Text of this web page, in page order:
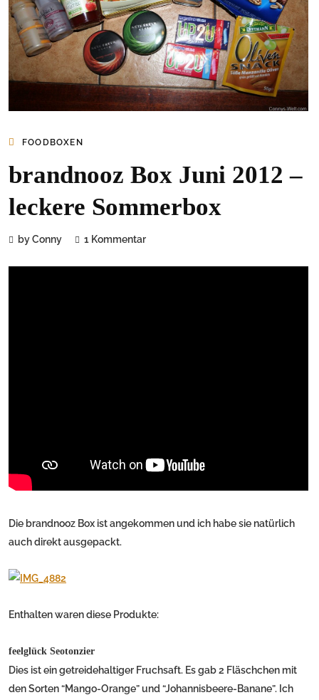
FOODBOXEN
brandnooz Box Juni 2012 –
leckere Sommerbox
by Conny 1 Kommentar
Die brandnooz Box ist angekommen und ich habe sie natürlich
auch direkt ausgepackt.
Enthalten waren diese Produkte:
feelglück Seotonzier
Dies ist ein getreidehaltiger Fruchsaft. Es gab 2 Fläschchen mit
den Sorten “Mango-Orange” und “Johannisbeere-Banane”. Ich